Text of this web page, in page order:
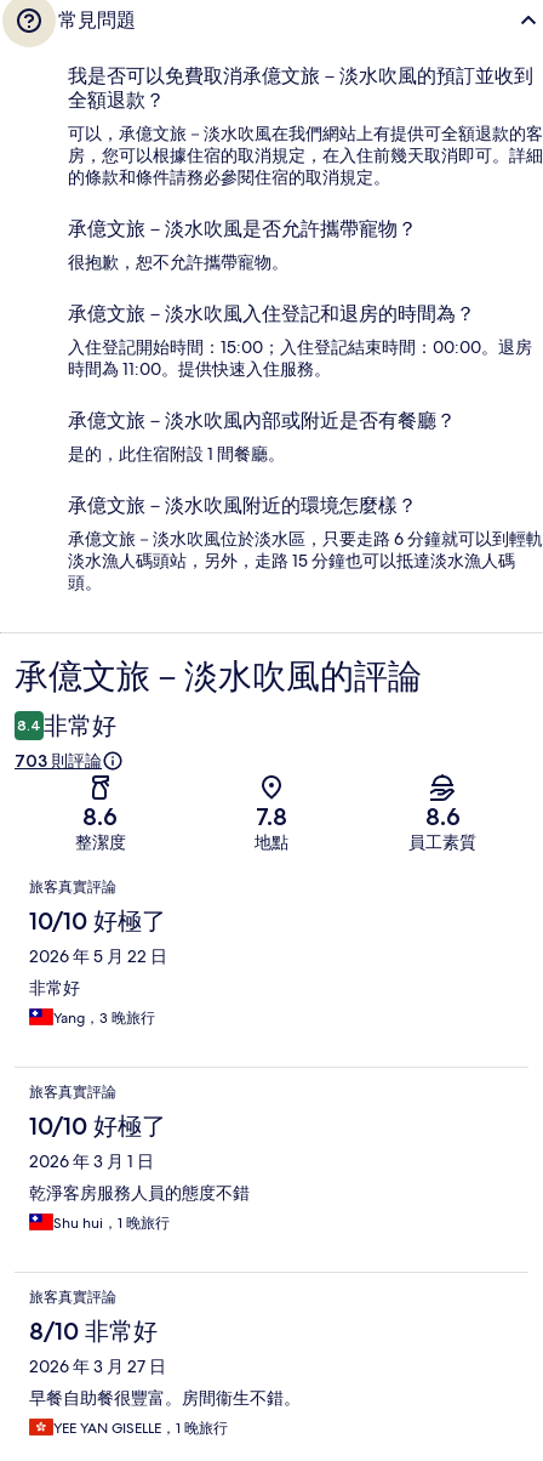
常見問題
我是否可以免費取消承億文旅－淡水吹風的預訂並收到
全額退款？
可以，承億文旅－淡水吹風在我們網站上有提供可全額退款的客
房，您可以根據住宿的取消規定，在入住前幾天取消即可。詳細
的條款和條件請務必參閱住宿的取消規定。
承億文旅－淡水吹風是否允許攜帶寵物？
很抱歉，恕不允許攜帶寵物。
承億文旅－淡水吹風入住登記和退房的時間為？
入住登記開始時間：15:00；入住登記結束時間：00:00。退房
時間為 11:00。提供快速入住服務。
承億文旅－淡水吹風內部或附近是否有餐廳？
是的，此住宿附設 1 間餐廳。
承億文旅－淡水吹風附近的環境怎麼樣？
承億文旅－淡水吹風位於淡水區，只要走路 6 分鐘就可以到輕軌
淡水漁人碼頭站，另外，走路 15 分鐘也可以抵達淡水漁人碼
頭。
評
論
承億文旅－淡水吹風的評論
8.4 非常好
703 則評論
8.6
整潔度
7.8
地點
8.6
員工素質
評
論
旅客真實評論
10/10 好極了
2026 年 5 月 22 日
非常好
Yang，3 晚旅行
旅客真實評論
10/10 好極了
2026 年 3 月 1 日
乾淨客房服務人員的態度不錯
Shu hui，1 晚旅行
旅客真實評論
8/10 非常好
2026 年 3 月 27 日
早餐自助餐很豐富。房間衞生不錯。
YEE YAN GISELLE，1 晚旅行